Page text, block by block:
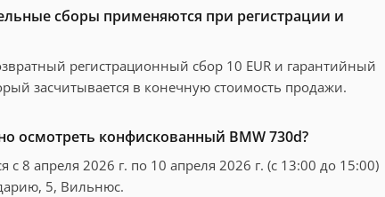
сборы применяются при регистрации и
регистрационный сбор 10 EUR и гарантийный
засчитывается в конечную стоимость продажи.
осмотреть конфискованный BMW 730d?
с 8 апреля 2026 г. по 10 апреля 2026 г. (с 13:00 до 15:00)
5, Вильнюс.